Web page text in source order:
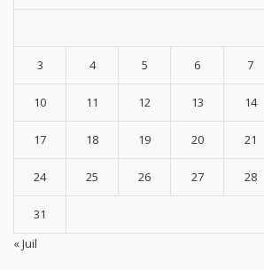
3 4 5 6 7
10 11 12 13 14
17 18 19 20 21
24 25 26 27 28
31
« Juil